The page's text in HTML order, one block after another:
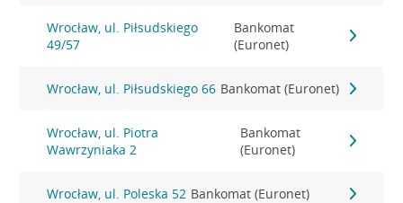
Wrocław, ul. Piłsudskiego
49/57
Bankomat
(Euronet)
Wrocław, ul. Piłsudskiego 66 Bankomat (Euronet)
Wrocław, ul. Piotra
Wawrzyniaka 2
Bankomat
(Euronet)
Wrocław, ul. Poleska 52 Bankomat (Euronet)